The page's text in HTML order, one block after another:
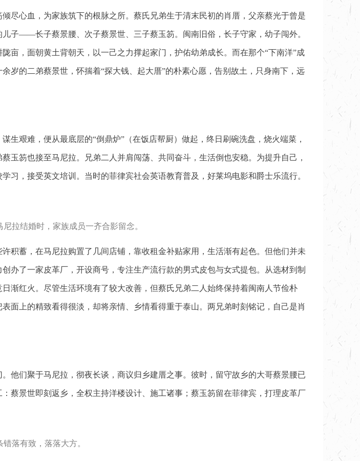
尽心血，为家族筑下的根脉之所。蔡氏兄弟生于清末民初的肖厝，父亲蔡光于曾是
子——长子蔡景腰、次子蔡景世、三子蔡玉笏。闽南旧俗，长子守家，幼子闯外。
亩，面朝黄土背朝天，以一己之力撑起家门，护佑幼弟成长。而在那个“下南洋”成
岁的二弟蔡景世，怀揣着“探大钱、起大厝”的朴素心愿，告别故土，只身南下，远
生艰难，便从最底层的“倒鼎炉”（在饭店帮厨）做起，终日刷碗洗盘，烧火端菜，
玉笏也接至马尼拉。兄弟二人并肩闯荡、共同奋斗，生活倒也安稳。为提升自己，
习，接受英文培训。当时的菲律宾社会英语教育普及，好莱坞电影和爵士乐流行。
拉结婚时，家族成员一齐合影留念。
积蓄，在马尼拉购置了几间店铺，靠收租金补贴家用，生活渐有起色。但他们并未
办了一家皮革厂，开设商号，专注生产流行款的男式皮包与女式提包。从选材到制
渐红火。尽管生活环境有了较大改善，但蔡氏兄弟二人始终保持着闽南人节俭朴
面上的精致看得很淡，却将亲情、乡情看得重于泰山。两兄弟时刻铭记，自己是肖
他们聚于马尼拉，彻夜长谈，商议归乡建厝之事。彼时，留守故乡的大哥蔡景腰已
蔡景世即刻返乡，全权主持洋楼设计、施工诸事；蔡玉笏留在菲律宾，打理皮革厂
落有致，落落大方。